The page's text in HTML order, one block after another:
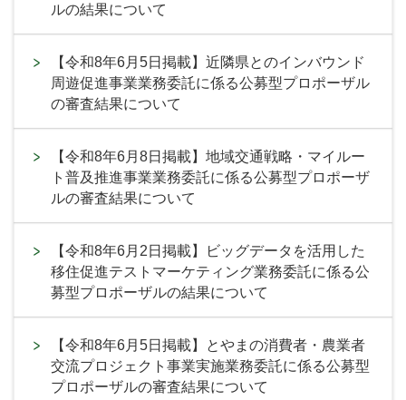
ルの結果について
【令和8年6月5日掲載】近隣県とのインバウンド
周遊促進事業業務委託に係る公募型プロポーザル
の審査結果について
【令和8年6月8日掲載】地域交通戦略・マイルー
ト普及推進事業業務委託に係る公募型プロポーザ
ルの審査結果について
【令和8年6月2日掲載】ビッグデータを活用した
移住促進テストマーケティング業務委託に係る公
募型プロポーザルの結果について
【令和8年6月5日掲載】とやまの消費者・農業者
交流プロジェクト事業実施業務委託に係る公募型
プロポーザルの審査結果について